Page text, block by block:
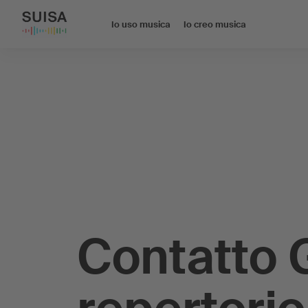
Io uso musica Io creo musica
Contatto